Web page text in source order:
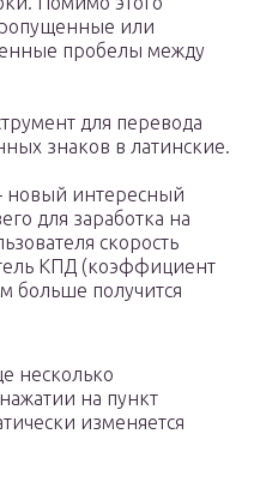
или
пробелы между
для перевода
знаков в латинские.
новый интересный
для заработка на
скорость
КПД (коэффициент
больше получится
несколько
на пункт
изменяется